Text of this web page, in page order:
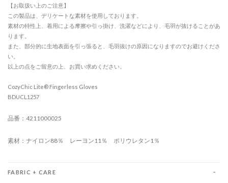
【お取扱い上のご注意】
この製品は、デリケートな素材を使用しております。
素材の特性上、着用による摩擦や引っ掛け、洗濯などにより、毛羽が抜けることがあ
ります。
また、部分的に生地表面を引っ張ると、毛羽抜けの原因になりますのでお避けくださ
い。
以上の点をご留意の上、お買い求めください。
CozyChic Lite® Fingerless Gloves
BDUCL1257
品番：4211000025
素材：ナイロン88％ レーヨン11％ ポリウレタン1％
FABRIC + CARE